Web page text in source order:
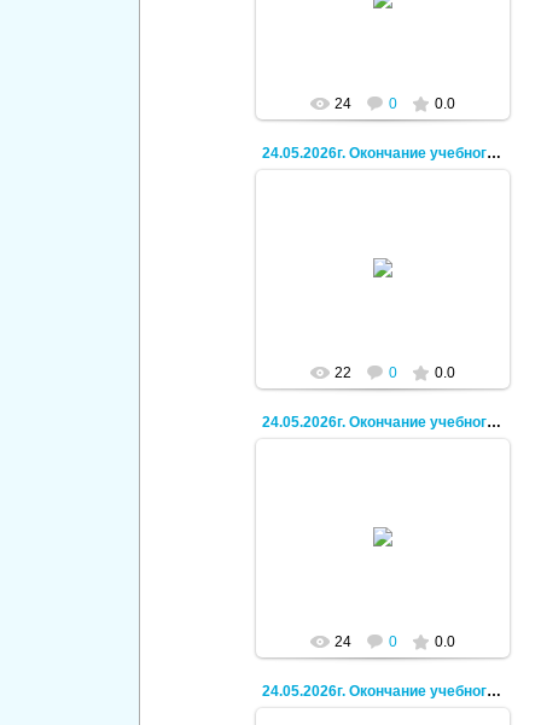
24 0 0.0
24.05.2026г. Окончание учебного года, поход.
22 0 0.0
24.05.2026г. Окончание учебного года, поход.
24 0 0.0
24.05.2026г. Окончание учебного года, поход.